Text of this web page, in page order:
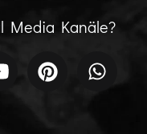
Media Kanäle?